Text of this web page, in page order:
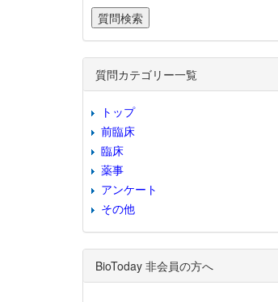
質問カテゴリー一覧
トップ
前臨床
臨床
薬事
アンケート
その他
BioToday 非会員の方へ